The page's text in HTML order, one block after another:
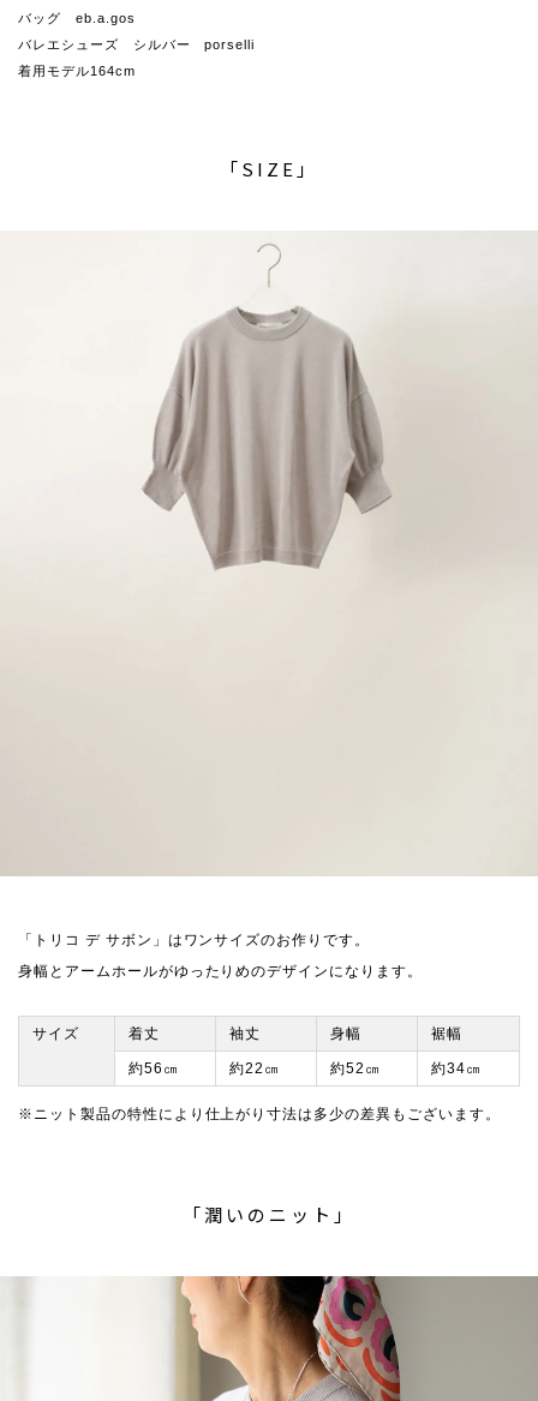
バッグ eb.a.gos
バレエシューズ シルバー porselli
着用モデル164cm
「SIZE」
「トリコ デ サボン」はワンサイズのお作りです。
身幅とアームホールがゆったりめのデザインになります。
サイズ 着丈 袖丈 身幅 裾幅
約56㎝ 約22㎝ 約52㎝ 約34㎝
※ニット製品の特性により仕上がり寸法は多少の差異もございます。
「潤いのニット」